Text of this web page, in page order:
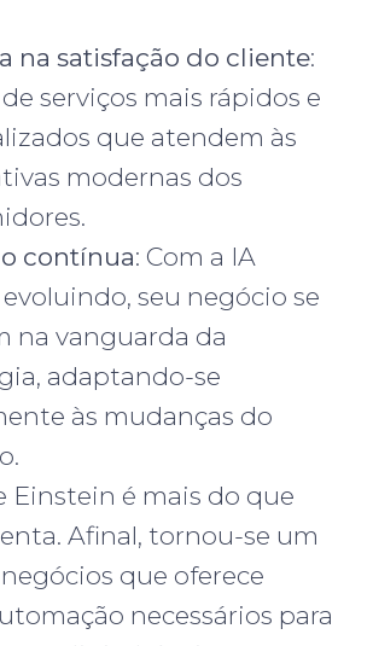
na satisfação do cliente:
serviços mais rápidos e
que atendem às
modernas dos
contínua: Com a IA
seu negócio se
na vanguarda da
adaptando-se
às mudanças do
Einstein é mais do que
Afinal, tornou-se um
que oferece
necessários para